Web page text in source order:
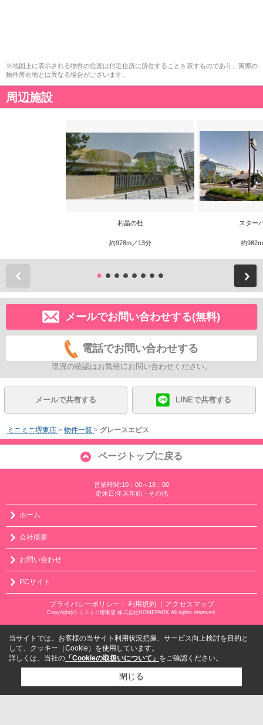
※地図上に表示される物件の位置は付近住所に所在することを表すものであり、実際の
物件所在地とは異なる場合がございます。
周辺施設
利晶の杜
約978m／13分
スター
約
メールでお問い合わせする(無料)
電話でお問い合わせする
現況の確認はお気軽にお問い合わせください。
メールで共有する LINEで共有する
ミニミニ堺東店 > 物件一覧 > グレースエビス
ページトップに戻る
営業時間:10：00～18：00
定休日:年末年始・その他
ホーム
会社概要
お問い合わせ
PCサイト
プライバシーポリシー 利用規約 ｜アクセスマップ
Copyright(c) ミニミニ堺東店 株式会社HOMEPARK All rights reserved.
当サイトでは、お客様の当サイト利用状況把握、サービス向上検討を目的と
して、クッキー（Cookie）を使用しています。
詳しくは、当社の 「Cookieの取扱いについて」 をご確認ください。
閉じる